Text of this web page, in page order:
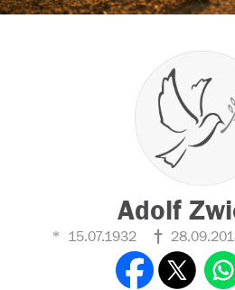
Adolf
15.07.1932